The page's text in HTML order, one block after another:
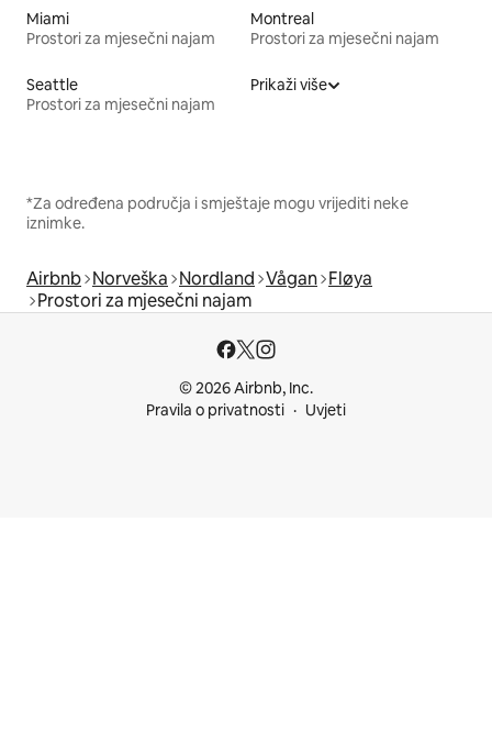
Miami
Prostori za mjesečni najam
Montreal
Prostori za mjesečni najam
Seattle
Prostori za mjesečni najam
Prikaži više
*Za određena područja i smještaje mogu vrijediti neke
iznimke.
Airbnb Norveška Nordland Vågan Fløya
Prostori za mjesečni najam
© 2026 Airbnb, Inc.
Pravila o privatnosti
Uvjeti